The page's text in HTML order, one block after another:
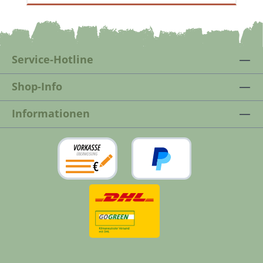
für helle Hölzer wie Ahorn, Esche und
verursacht durch Metalloxidation
Eisen/Wasser (Rostige Nägel, Ränder von
Blechdosen, Eisenspäne von Flexarbeiten).
Zur Auffrischung und Entgrauung von
abgewitterten, vergrautem Holz. Der
Holzauffrischer Antigrau bringt die
ursprüngliche Holzfarbe wieder zurück.
(Holzterrassen, Holzfassaden, Teakholz,
Gartenmöbel etc.) Entfernt Flecken durch
Haustiere verursacht (Ausscheidungen
von Urin, Magensäure). Kann Flecken von
Grauschimmel oder Stockflecken
entfernen. Reinigt Wasserflecken auf Holz
die durch Gerbstoffe verursacht sind
(Wasserränder vom Blumentopf,
Service-Hotline
Shop-Info
Informationen